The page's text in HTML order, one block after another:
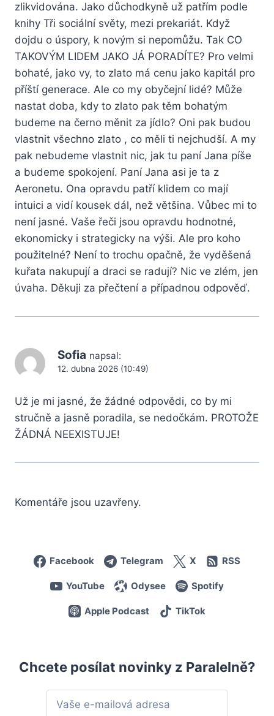
zlikvidována. Jako důchodkyně už patřím podle
knihy Tři sociální světy, mezi prekariát. Když
dojdu o úspory, k novým si nepomůžu. Tak CO
TAKOVÝM LIDEM JAKO JÁ PORADÍTE? Pro velmi
bohaté, jako vy, to zlato má cenu jako kapitál pro
příští generace. Ale co my obyčejní lidé? Může
nastat doba, kdy to zlato pak těm bohatým
budeme na černo měnit za jídlo? Oni pak budou
vlastnit všechno zlato , co měli ti nejchudší. A my
pak nebudeme vlastnit nic, jak tu paní Jana píše
a budeme spokojení. Paní Jana asi je ta z
Aeronetu. Ona opravdu patří klidem co mají
intuici a vidí kousek dál, než většina. Vůbec mi to
není jasné. Vaše řeči jsou opravdu hodnotné,
ekonomicky i strategicky na výši. Ale pro koho
použitelné? Není to trochu opačně, že vyděšená
kuřata nakupují a draci se radují? Nic ve zlém, jen
úvaha. Děkuji za přečtení a případnou odpověď.
Sofia napsal:
12. dubna 2026 (10:49)
Už je mi jasné, že žádné odpovědi, co by mi
stručně a jasně poradila, se nedočkám. PROTOŽE
ŽÁDNÁ NEEXISTUJE!
Komentáře jsou uzavřeny.
Facebook Telegram X RSS
YouTube Odysee Spotify
Apple Podcast TikTok
Chcete posílat novinky z Paralelně?